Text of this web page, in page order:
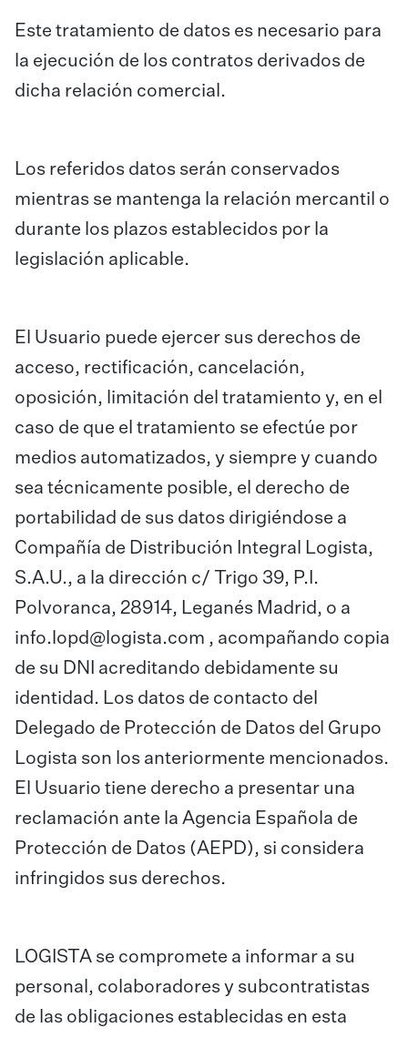
Este tratamiento de datos es necesario para
la ejecución de los contratos derivados de
dicha relación comercial.
Los referidos datos serán conservados
mientras se mantenga la relación mercantil o
durante los plazos establecidos por la
legislación aplicable.
El Usuario puede ejercer sus derechos de
acceso, rectificación, cancelación,
oposición, limitación del tratamiento y, en el
caso de que el tratamiento se efectúe por
medios automatizados, y siempre y cuando
sea técnicamente posible, el derecho de
portabilidad de sus datos dirigiéndose a
Compañía de Distribución Integral Logista,
S.A.U., a la dirección c/ Trigo 39, P.I.
Polvoranca, 28914, Leganés Madrid, o a
info.lopd@logista.com , acompañando copia
de su DNI acreditando debidamente su
identidad. Los datos de contacto del
Delegado de Protección de Datos del Grupo
Logista son los anteriormente mencionados.
El Usuario tiene derecho a presentar una
reclamación ante la Agencia Española de
Protección de Datos (AEPD), si considera
infringidos sus derechos.
LOGISTA se compromete a informar a su
personal, colaboradores y subcontratistas
de las obligaciones establecidas en esta